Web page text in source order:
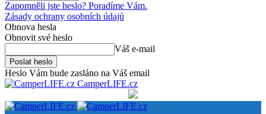
Zapomněli jste heslo? Poradíme Vám.
Zásady ochrany osobních údajů
Obnova hesla
Obnovit své heslo
Váš e-mail
Heslo Vám bude zasláno na Váš email
CamperLIFE.cz